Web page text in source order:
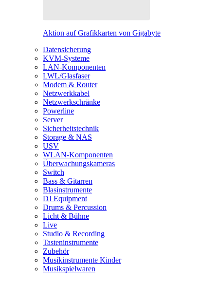
Aktion auf Grafikkarten von Gigabyte
Datensicherung
KVM-Systeme
LAN-Komponenten
LWL/Glasfaser
Modem & Router
Netzwerkkabel
Netzwerkschränke
Powerline
Server
Sicherheitstechnik
Storage & NAS
USV
WLAN-Komponenten
Überwachungskameras
Switch
Bass & Gitarren
Blasinstrumente
DJ Equipment
Drums & Percussion
Licht & Bühne
Live
Studio & Recording
Tasteninstrumente
Zubehör
Musikinstrumente Kinder
Musikspielwaren